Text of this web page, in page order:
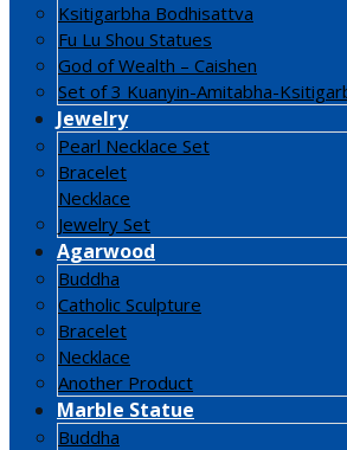
Ksitigarbha Bodhisattva
Fu Lu Shou Statues
God of Wealth – Caishen
Set of 3 Kuanyin-Amitabha-
Jewelry
Pearl Necklace Set
Bracelet
Necklace
Jewelry Set
Agarwood
Buddha
Catholic Sculpture
Bracelet
Necklace
Another Product
Marble Statue
Buddha